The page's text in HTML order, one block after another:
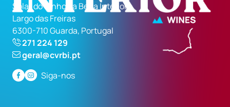
Solar do Vinho da Beira Interior
Largo das Freiras
6300-710 Guarda, Portugal
271 224 129
geral@cvrbi.pt
Siga-nos